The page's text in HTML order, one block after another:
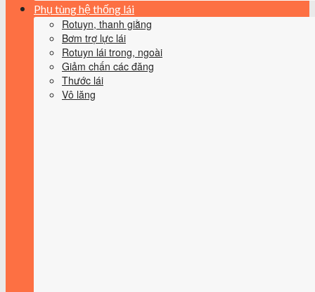
Phụ tùng hệ thống lái
Rotuyn, thanh giằng
Bơm trợ lực lái
Rotuyn lái trong, ngoài
Giảm chấn các đăng
Thước lái
Vô lăng